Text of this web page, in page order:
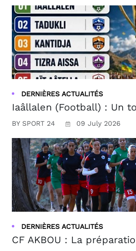
DERNIÈRES ACTUALITÉS
Iaâllalen (Football) : Un
BY SPORT 24 09 July 2026
DERNIÈRES ACTUALITÉS
CF AKBOU : La